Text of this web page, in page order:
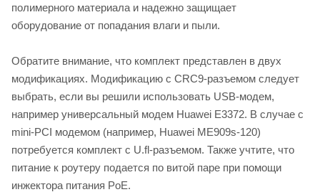
полимерного материала и надежно защищает
оборудование от попадания влаги и пыли.
Обратите внимание, что комплект представлен в двух
модификациях. Модификацию с CRC9-разъемом следует
выбрать, если вы решили использовать USB-модем,
например универсальный модем Huawei E3372. В случае с
mini-PCI модемом (например, Huawei ME909s-120)
потребуется комплект с U.fl-разъемом. Также учтите, что
питание к роутеру подается по витой паре при помощи
инжектора питания PoE.